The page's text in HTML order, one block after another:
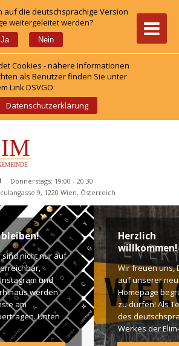
auf die deutschsprachige Version
weitergeleitet werden?
Ja Nein
Cookies - nähere Informationen
als Benutzer finden Sie unter
Link DSVGO
Datenschutzerklärung
Donnerstags: 19:00 - 20:30
9, 1220 Wien, Österreich
sind nicht nur auf
und
werden
am
Unten
Gottes
Herzlich
willkommen!
Wir freuen uns,
auf unserer
Homepage
zu dürfen! Als
des
Werkes der Elim-
Gemeinde ist